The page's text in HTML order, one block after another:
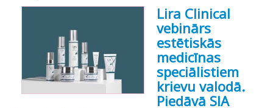
Lira Clinical
vebinārs
estētiskās
medicīnas
speciālistiem
krievu valodā.
Piedāvā SIA